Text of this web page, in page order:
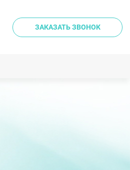
ЗАКАЗАТЬ ЗВОНОК